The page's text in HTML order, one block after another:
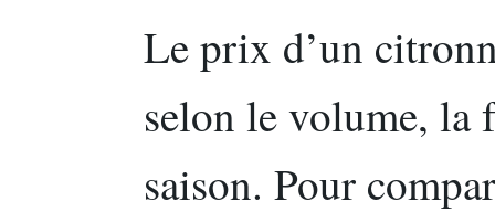
Le prix d’un
selon le volume, la
saison. Pour